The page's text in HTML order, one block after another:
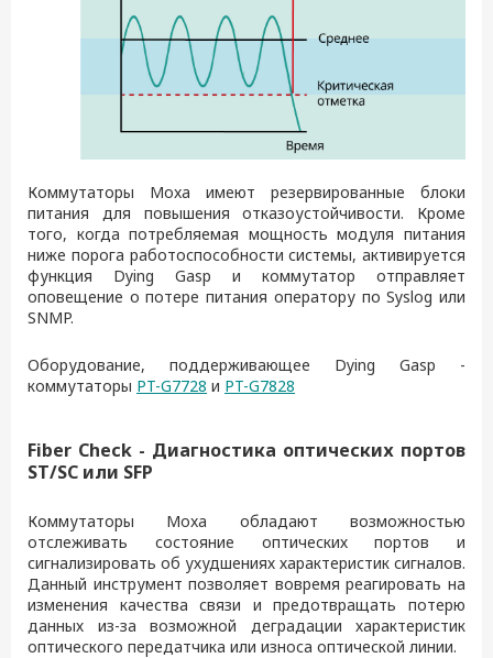
Коммутаторы Moxa имеют резервированные блоки
питания для повышения отказоустойчивости. Кроме
того, когда потребляемая мощность модуля питания
ниже порога работоспособности системы, активируется
функция Dying Gasp и коммутатор отправляет
оповещение о потере питания оператору по Syslog или
SNMP.
Оборудование, поддерживающее Dying Gasp -
коммутаторы PT-G7728 и PT-G7828
Fiber Check - Диагностика оптических портов
ST/SC или SFP
Коммутаторы Moxa обладают возможностью
отслеживать состояние оптических портов и
сигнализировать об ухудшениях характеристик сигналов.
Данный инструмент позволяет вовремя реагировать на
изменения качества связи и предотвращать потерю
данных из-за возможной деградации характеристик
оптического передатчика или износа оптической линии.